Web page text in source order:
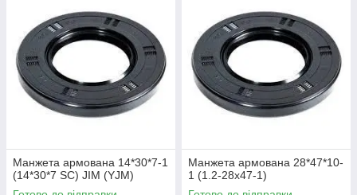
Манжета армована 14*30*7-1
(14*30*7 SC) JIM (YJM)
Манжета армована 28*47*10-
1 (1.2-28х47-1)